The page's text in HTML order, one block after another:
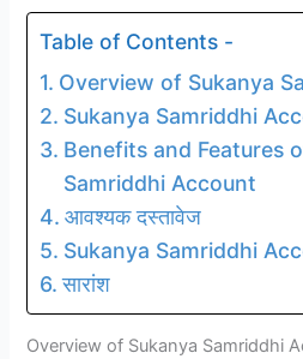
Table of Contents -
Overview of Sukanya
Sukanya Samriddhi
Benefits and Features
Samriddhi Account
आवश्यक दस्तावेज
Sukanya Samriddhi
सारांश
Overview of Sukanya Samriddhi